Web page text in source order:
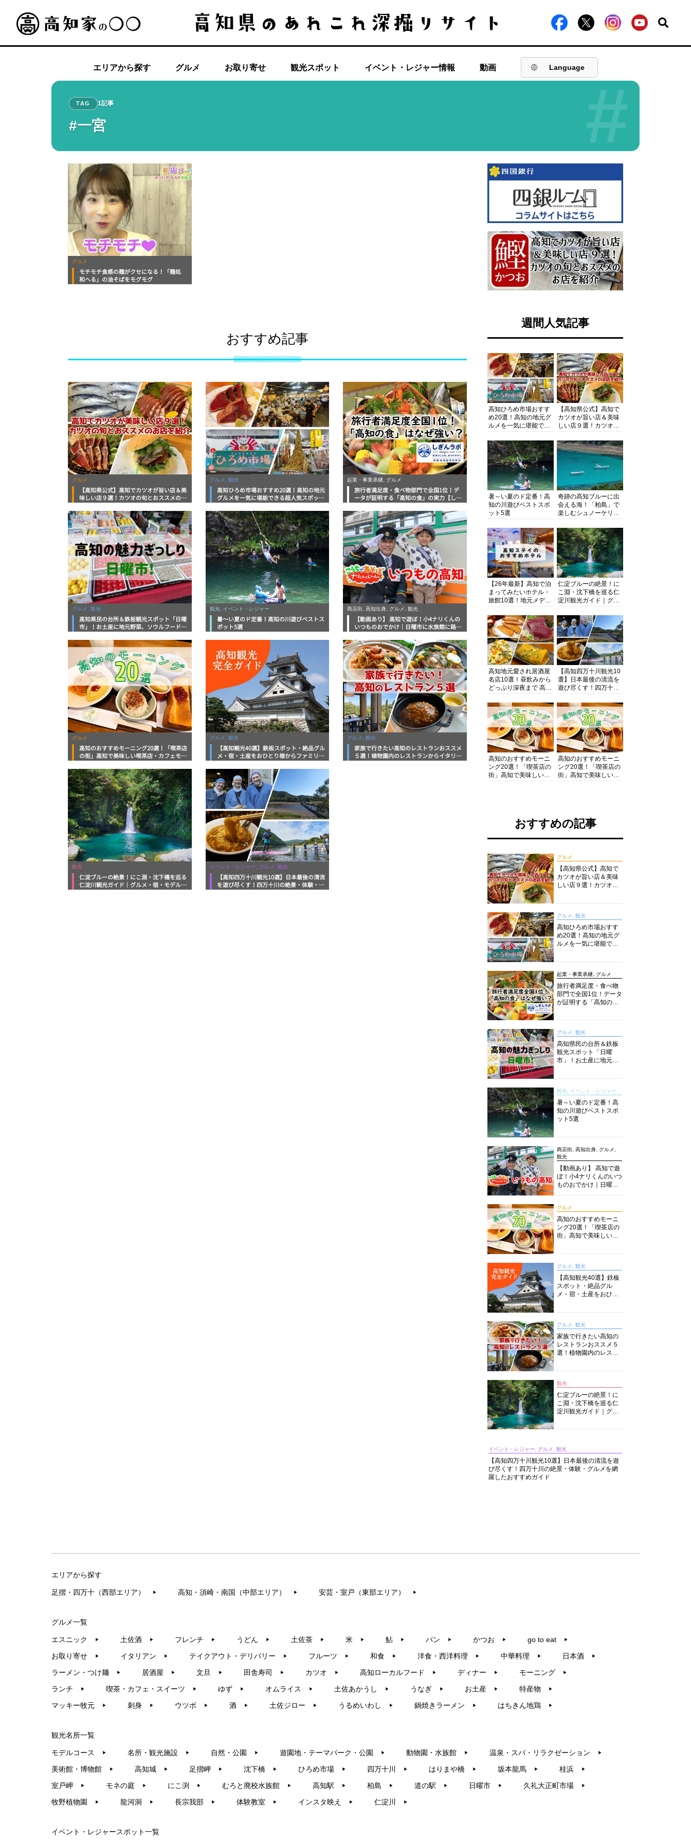
エリアから探す グルメ お取り寄せ 観光スポット イベント・レジャー情報 動画 Language
#
TAG 1記事
#一宮
グルメ
モチモチ食感の麺がクセになる！「麺処
和へる」の油そばをモグモグ
おすすめ記事
グルメ
【高知県公式】高知でカツオが旨い店＆美
味しい店９選！カツオの旬とおススメのお
グルメ, 観光
高知ひろめ市場おすすめ20選！高知の地元
グルメを一気に堪能できる超人気スポット
起業・事業承継, グルメ
旅行者満足度・食べ物部門で全国1位！デ
ータが証明する「高知の食」の実力【しぎ
グルメ, 観光
高知県民の台所＆鉄板観光スポット「日曜
市」！お土産に地元野菜、ソウルフードま
底解説！
観光, イベント・レジャー
暑～い夏のド定番！高知の川遊びベストス
ポット5選
商店街, 高知出身, グルメ, 観光
【動画あり】 高知で遊ぼ！小4ナリくんの
いつものおでかけ｜日曜市に水族館に路面
グルメ
高知のおすすめモーニング20選！「喫茶店
の街」高知で美味しい喫茶店・カフェモー
グルメ, 観光
【高知観光40選】鉄板スポット・絶品グル
メ・宿・土産をおひとり様からファミリー
グルメ, 観光
家族で行きたい高知のレストランおススメ
５選！植物園内のレストランからイタリア
観光
仁淀ブルーの絶景！にこ淵・沈下橋を巡る
仁淀川観光ガイド｜グルメ・宿・モデルコ
イベント・レジャー, グルメ, 観光
【高知四万十川観光10選】日本最後の清流
を遊び尽くす！四万十川の絶景・体験・グ
週間人気記事
高知ひろめ市場おすす
め20選！高知の地元グ
ルメを一気に堪能でき
底解剖
【高知県公式】高知で
カツオが旨い店＆美味
しい店９選！カツオの
紹介
暑～い夏のド定番！高
知の川遊びベストスポ
ット5選
奇跡の高知ブルーに出
会える海！「柏島」で
楽しむシュノーケリン
浴にキャンプまで透明
度抜群の海の楽園を徹
底紹介
【26年最新】高知で泊
まってみたいホテル・
旅館10選！地元メディ
厳選
仁淀ブルーの絶景！に
こ淵・沈下橋を巡る仁
淀川観光ガイド｜グル
まで完全網羅！
高知地元愛され居酒屋
名店10選！昼飲みから
どっぷり深夜まで 高知
知グルメPro】
【高知四万十川観光10
選】日本最後の清流を
遊び尽くす！四万十川
を網羅したおすすめガ
イド
高知のおすすめモーニ
ング20選！「喫茶店の
街」高知で美味しい喫
高知のおすすめモーニ
ング20選！「喫茶店の
街」高知で美味しい喫
おすすめの記事
グルメ
【高知県公式】高知で
カツオが旨い店＆美味
しい店９選！カツオの
グルメ, 観光
高知ひろめ市場おすす
め20選！高知の地元グ
ルメを一気に堪能でき
起業・事業承継, グルメ
旅行者満足度・食べ物
部門で全国1位！データ
が証明する「高知の
グルメ, 観光
高知県民の台所＆鉄板
観光スポット「日曜
市」！お土産に地元野
説！
観光, イベント・レジャー
暑～い夏のド定番！高
知の川遊びベストスポ
ット5選
商店街, 高知出身, グルメ,
観光
【動画あり】 高知で遊
ぼ！小4ナリくんのいつ
ものおでかけ｜日曜市
グルメ
高知のおすすめモーニ
ング20選！「喫茶店の
街」高知で美味しい喫
グルメ, 観光
【高知観光40選】鉄板
スポット・絶品グル
メ・宿・土産をおひと
グルメ, 観光
家族で行きたい高知の
レストランおススメ５
選！植物園内のレスト
観光
仁淀ブルーの絶景！に
こ淵・沈下橋を巡る仁
淀川観光ガイド｜グル
イベント・レジャー, グルメ, 観光
【高知四万十川観光10選】日本最後の清流を遊
び尽くす！四万十川の絶景・体験・グルメを網
羅したおすすめガイド
エリアから探す
足摺・四万十（西部エリア） ▶︎ 高知・須崎・南国（中部エリア） ▶︎ 安芸・室戸（東部エリア） ▶︎
グルメ一覧
エスニック ▶︎ 土佐酒 ▶︎ フレンチ ▶︎ うどん ▶︎ 土佐茶 ▶︎ 米 ▶︎ 鮎 ▶︎ パン ▶︎ かつお ▶︎ go to eat ▶︎
お取り寄せ ▶︎ イタリアン ▶︎ テイクアウト・デリバリー ▶︎ フルーツ ▶︎ 和食 ▶︎ 洋食・西洋料理 ▶︎ 中華料理 ▶︎ 日本酒 ▶︎
ラーメン・つけ麺 ▶︎ 居酒屋 ▶︎ 文旦 ▶︎ 田舎寿司 ▶︎ カツオ ▶︎ 高知ローカルフード ▶︎ ディナー ▶︎ モーニング ▶︎
ランチ ▶︎ 喫茶・カフェ・スイーツ ▶︎ ゆず ▶︎ オムライス ▶︎ 土佐あかうし ▶︎ うなぎ ▶︎ お土産 ▶︎ 特産物 ▶︎
マッキー牧元 ▶︎ 刺身 ▶︎ ウツボ ▶︎ 酒 ▶︎ 土佐ジロー ▶︎ うるめいわし ▶︎ 鍋焼きラーメン ▶︎ はちきん地鶏 ▶︎
観光名所一覧
モデルコース ▶︎ 名所・観光施設 ▶︎ 自然・公園 ▶︎ 遊園地・テーマパーク・公園 ▶︎ 動物園・水族館 ▶︎ 温泉・スパ・リラクゼーション ▶︎
美術館・博物館 ▶︎ 高知城 ▶︎ 足摺岬 ▶︎ 沈下橋 ▶︎ ひろめ市場 ▶︎ 四万十川 ▶︎ はりまや橋 ▶︎ 坂本龍馬 ▶︎ 桂浜 ▶︎
室戸岬 ▶︎ モネの庭 ▶︎ にこ渕 ▶︎ むろと廃校水族館 ▶︎ 高知駅 ▶︎ 柏島 ▶︎ 道の駅 ▶︎ 日曜市 ▶︎ 久礼大正町市場 ▶︎
牧野植物園 ▶︎ 龍河洞 ▶︎ 長宗我部 ▶︎ 体験教室 ▶︎ インスタ映え ▶︎ 仁淀川 ▶︎
イベント・レジャースポット一覧